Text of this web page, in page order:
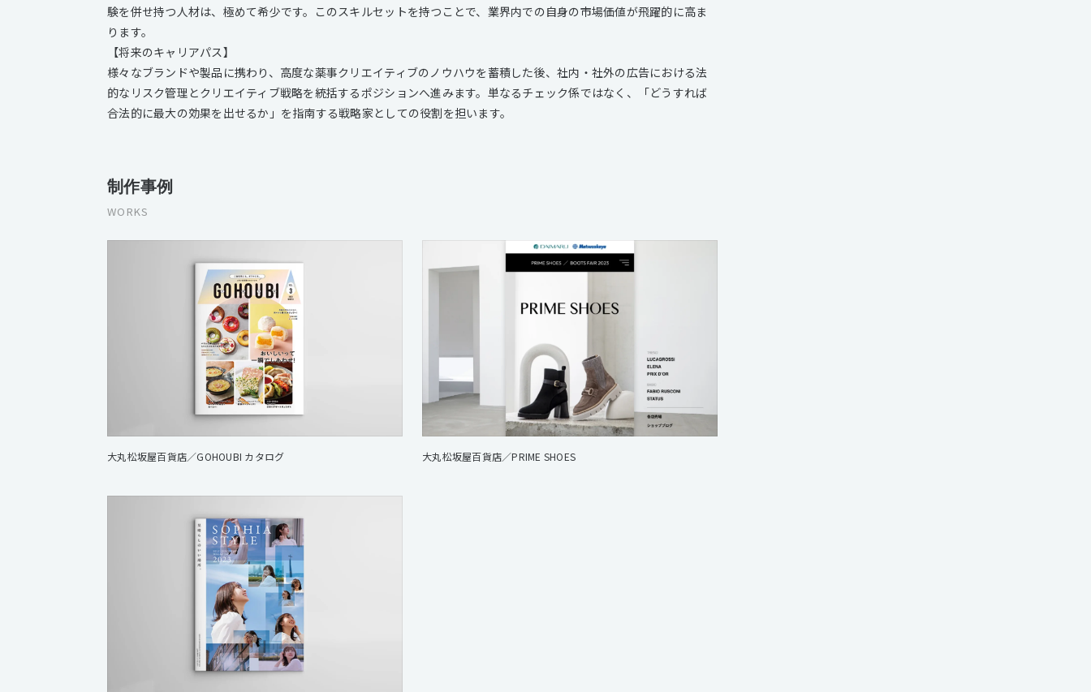
験を併せ持つ人材は、極めて希少です。このスキルセットを持つことで、業界内での自身の市場価値が飛躍的に高ま
ります。
【将来のキャリアパス】
様々なブランドや製品に携わり、高度な薬事クリエイティブのノウハウを蓄積した後、社内・社外の広告における法
的なリスク管理とクリエイティブ戦略を統括するポジションへ進みます。単なるチェック係ではなく、「どうすれば
合法的に最大の効果を出せるか」を指南する戦略家としての役割を担います。
制作事例
WORKS
大丸松坂屋百貨店／GOHOUBI カタログ 大丸松坂屋百貨店／PRIME SHOES